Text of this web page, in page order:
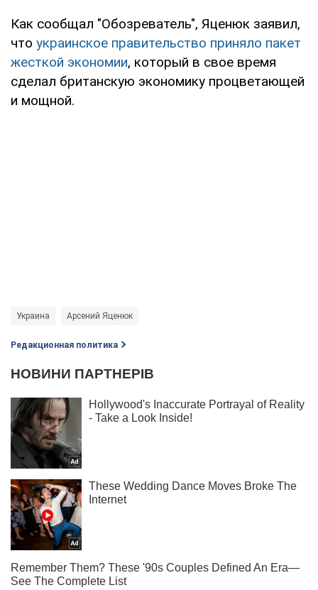
Как сообщал "Обозреватель", Яценюк заявил,
что украинское правительство приняло пакет
жесткой экономии, который в свое время
сделал британскую экономику процветающей
и мощной.
Украина Арсений Яценюк
Редакционная политика